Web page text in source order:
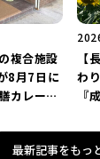
複合施設
8月7日に
カレー
を楽しも
【
わ
『
力
最新記事をもっ